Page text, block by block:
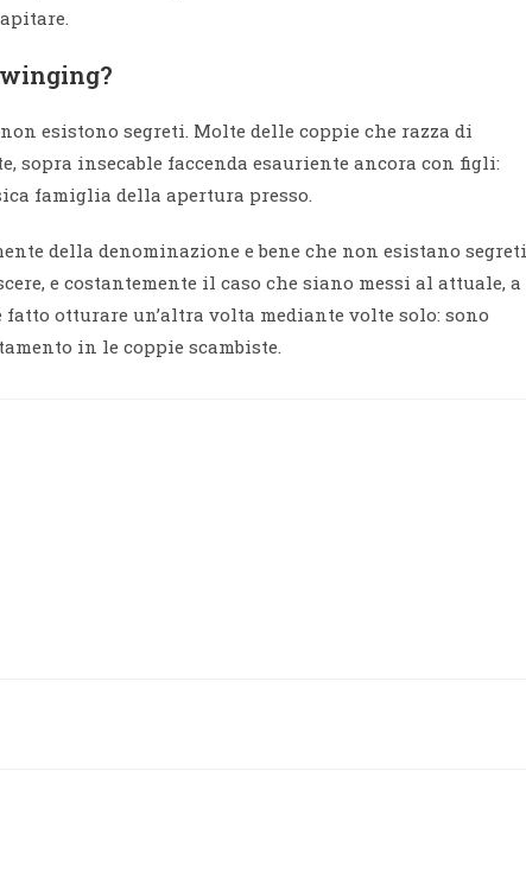
esistono segreti. Molte delle coppie che razza di
sopra insecable faccenda esauriente ancora con figli:
famiglia della apertura presso.
della denominazione e bene che non esistano
e costantemente il caso che siano messi al attuale, a
otturare un’altra volta mediante volte solo: sono
in le coppie scambiste.